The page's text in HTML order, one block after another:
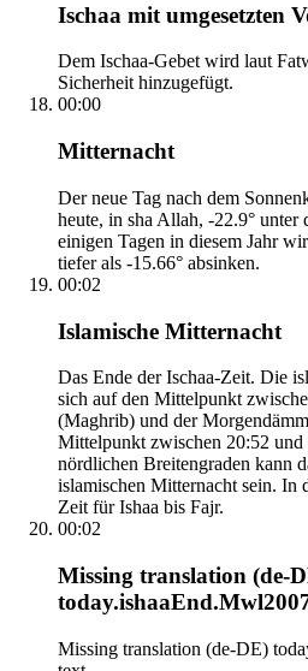
Ischaa mit umgesetzten
Dem Ischaa-Gebet wird laut
Sicherheit hinzugefügt.
00:00
Mitternacht
Der neue Tag nach dem
heute, in sha Allah, -22.9°
einigen Tagen in diesem Jahr
tiefer als -15.66° absinken.
00:02
Islamische Mitternacht
Das Ende der Ischaa-Zeit. Die
sich auf den Mittelpunkt
(Maghrib) und der
Mittelpunkt zwischen 20:52 und
nördlichen Breitengraden kann
islamischen Mitternacht sein. In
Zeit für Ishaa bis Fajr.
00:02
Missing translation (de-
Missing translation (de-DE)